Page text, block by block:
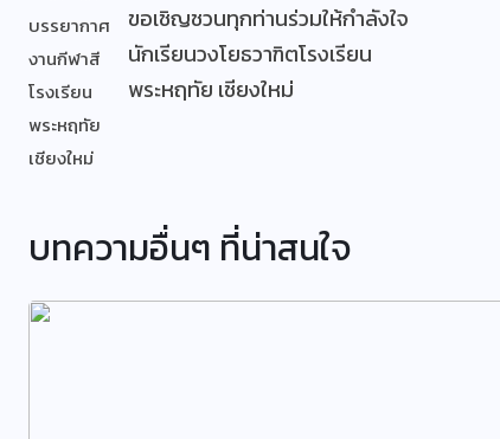
ขอเชิญชวนทุกท่านร่วมให้กำลังใจ
นักเรียนวงโยธวาฑิตโรงเรียน
พระหฤทัย เชียงใหม่
บทความอื่นๆ ที่น่าสนใจ